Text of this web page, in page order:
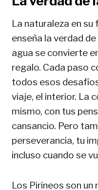
La naturaleza en
enseña la verdad
agua se convierte
regalo. Cada paso
todos esos
viaje, el interior. La
mismo, con tus
cansancio. Pero
perseverancia, tu
incluso cuando se
Los Pirineos son un